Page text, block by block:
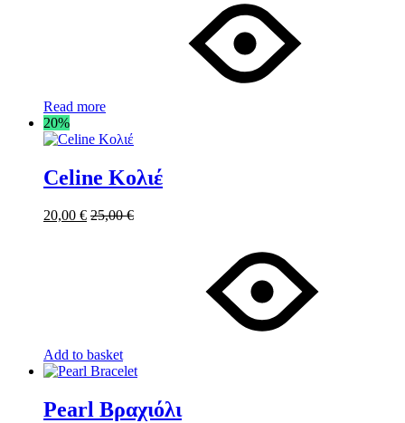
Read more
20%
Celine Κολιέ
20,00 € 25,00€
Add to basket
Pearl Βραχιόλι